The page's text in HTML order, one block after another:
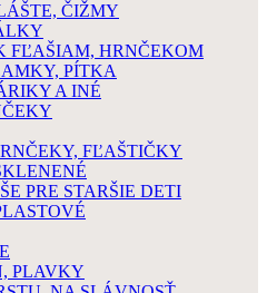
ČIŽMY
FĽAŠIAM, HRNČEKOM
PÍTKA
A INÉ
FĽAŠTIČKY
PRE STARŠIE DETI
PLAVKY